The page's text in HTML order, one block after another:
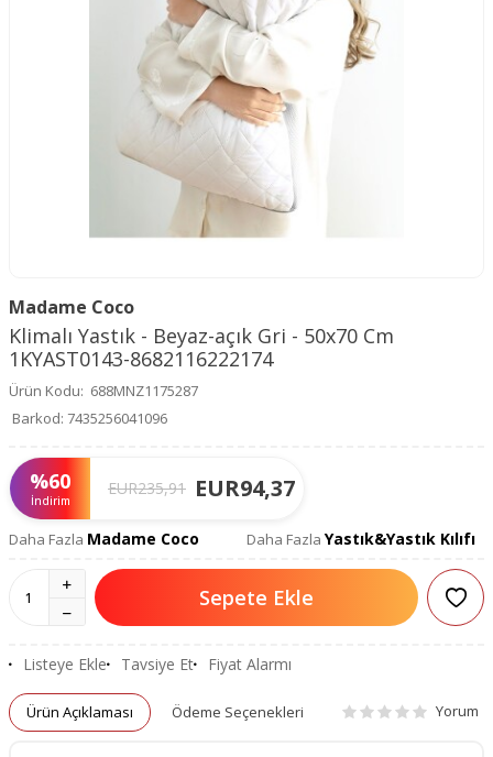
Madame Coco
Klimalı Yastık - Beyaz-açık Gri - 50x70 Cm
1KYAST0143-8682116222174
Ürün Kodu: 688MNZ1175287
Barkod: 7435256041096
%60
İndirim
EUR235,91 EUR94,37
Daha Fazla Madame Coco Daha Fazla Yastık&Yastık Kılıfı
Sepete Ekle
Listeye Ekle Tavsiye Et Fiyat Alarmı
Ürün Açıklaması Ödeme Seçenekleri Yorum